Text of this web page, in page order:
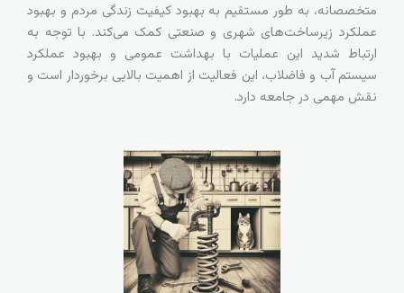
متخصصانه، به طور مستقیم به بهبود کیفیت زندگی مردم و بهبود
عملکرد زیرساخت‌های شهری و صنعتی کمک می‌کند. با توجه به
ارتباط شدید این عملیات با بهداشت عمومی و بهبود عملکرد
سیستم آب و فاضلاب، این فعالیت از اهمیت بالایی برخوردار است و
نقش مهمی در جامعه دارد.